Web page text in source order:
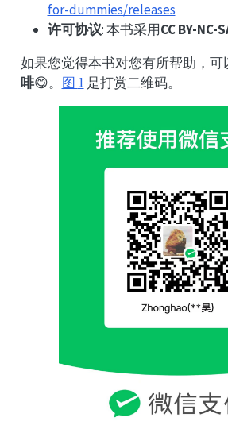
for-dummies/releases
许可协议: 本书采用CC BY-NC-
如果您觉得本书对您有所帮助，可
啡😋。 图 1 是打赏二维码。